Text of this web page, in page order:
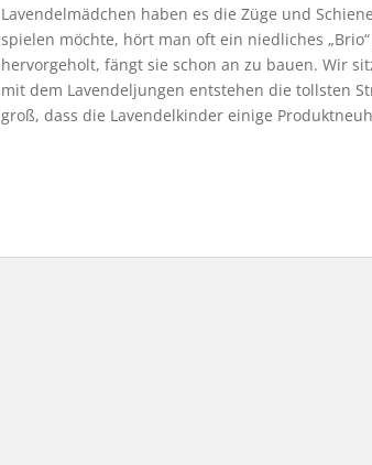
Lavendelmädchen haben es die Züge und
spielen möchte, hört man oft ein niedliches
hervorgeholt, fängt sie schon an zu bauen. Wir
mit dem Lavendeljungen entstehen die tollsten
groß, dass die Lavendelkinder einige